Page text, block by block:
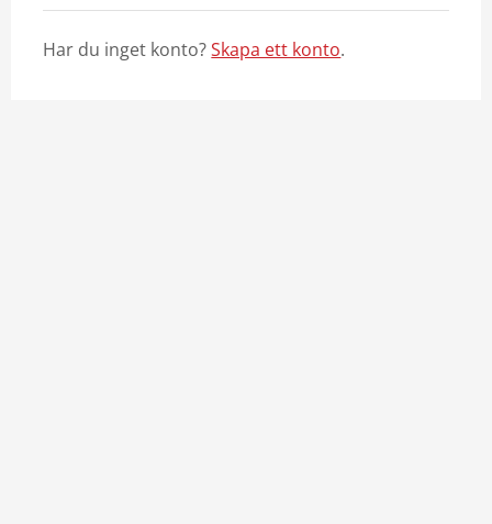
Har du inget konto?Skapa ett konto.